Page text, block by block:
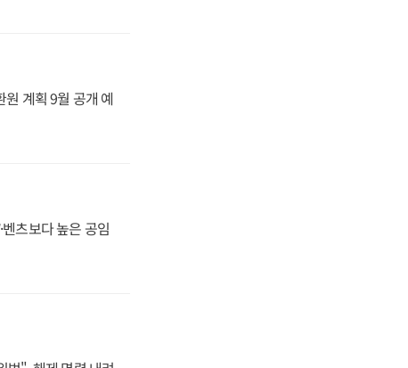
계획 9월 공개 예
츠보다 높은 공임